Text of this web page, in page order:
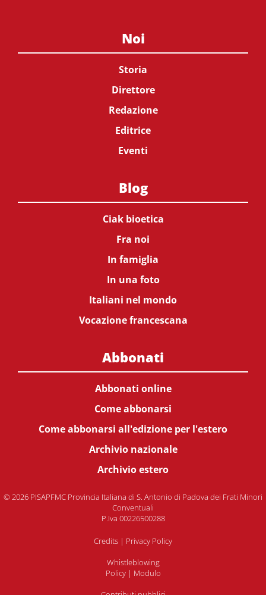
Noi
Storia
Direttore
Redazione
Editrice
Eventi
Blog
Ciak bioetica
Fra noi
In famiglia
In una foto
Italiani nel mondo
Vocazione francescana
Abbonati
Abbonati online
Come abbonarsi
Come abbonarsi all'edizione per l'estero
Archivio nazionale
Archivio estero
© 2026 PISAPFMC Provincia Italiana di S. Antonio di Padova dei Frati Minori
Conventuali
P.Iva 00226500288
Credits | Privacy Policy
Whistleblowing
Policy| Modulo